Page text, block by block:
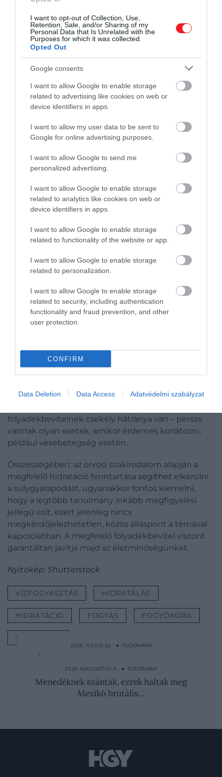
I want to opt-out of Collection, Use,
Retention, Sale, and/or Sharing of my
Personal Data that Is Unrelated with the
Purposes for which it was collected.
Opted Out
Google consents
I want to allow Google to enable storage
related to advertising like cookies on web or
device identifiers in apps.
I want to allow my user data to be sent to
Google for online advertising purposes.
I want to allow Google to send me
personalized advertising.
I want to allow Google to enable storage
related to analytics like cookies on web or
device identifiers in apps.
I want to allow Google to enable storage
related to functionality of the website or app.
I want to allow Google to enable storage
related to personalization.
I want to allow Google to enable storage
related to security, including authentication
functionality and fraud prevention, and other
user protection.
CONFIRM
Data Deletion Data Access Adatvédelmi szabályzat
Unsplash/engin akyurt
Ugyan megfigyelésitanulmányokból, de vannak
olyan bizonyítékok, amelyek azt mutatják, hogy
ráadásul ez még inkább igaz, ha a kalóriadús italokat
vízzel helyettesítik.
Olvasd el ezt is!Túl sok só, túl kevés víz: meglepő
okok az elhízás mögött
Az Annals of Family Medicine című szaklapban 2016-
reprezentatív mintán végzett vizsgálat
eredményei
szerint a nem megfelelően hidratált felnőtteknél
magasabb volt a testtömegindex (BMI) és nagyobb
volt arányban voltak elhízottak közöttük, szemben a
Azt azonban kár lenne tagadni, hogy a hidratáltság
szabályozás, az egészséges szívműködés vagy a jó
folyadékbevitelnek csekély hátránya van – persze
vannak olyan esetek, amikor érdemes korlátozni,
például vesebetegség esetén.
Összességében: az orvosi szakirodalom alapján a
megfelelő hidratáció fenntartása segíthet elkerülni
a súlygyarapodást, ugyanakkor fontos kiemelni,
hogy a legtöbb tanulmány inkább megfigyelési
jellegű volt, ezért jelenleg nincs
megkérdőjelezhetetlen, közös álláspont a témával
kapcsolatban. A megfelelő folyadékbevitel viszont
garantáltan javítja majd az életminőségünket.
Nyitókép: Shutterstock
VÍZFOGYASZTÁS HIDRATÁLÁS
HIDRATÁCIÓ FOGYÁS FOGYÓKÚRA
TUDOMÁNY
2026. JÚLIUS 22. ● TUDOMÁNY
Így tisztítsd az air fryert anélkül, hogy
tönkretennéd a…
2026. AUGUSZTUS 9. ● TUDOMÁNY
Menedéknek szánták, ezrek haltak meg
Mexikó brutális…